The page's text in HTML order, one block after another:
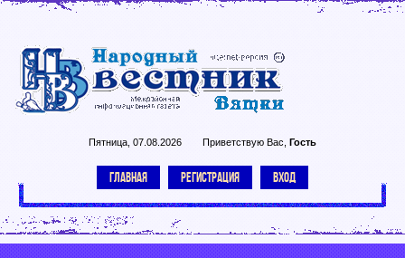
Пятница, 07.08.2026 Приветствую Вас Гость
ГЛАВНАЯ РЕГИСТРАЦИЯ ВХОД